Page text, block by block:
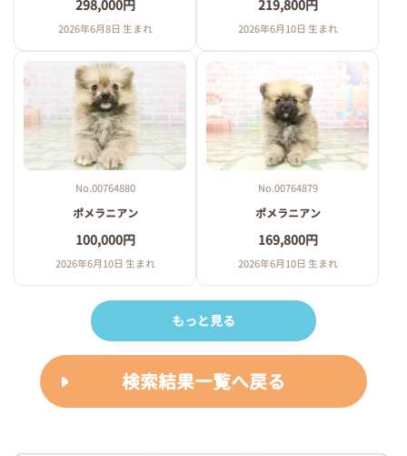
298,000円
2026年6月8日 生まれ
219,800円
2026年6月10日 生まれ
No.00764880
ポメラニアン
100,000円
2026年6月10日 生まれ
No.00764879
ポメラニアン
169,800円
2026年6月10日 生まれ
もっと見る
検索結果一覧へ戻る